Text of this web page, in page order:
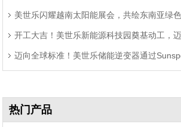
美世乐闪耀越南太阳能展会，共绘东南亚绿
开工大吉！美世乐新能源科技园奠基动工，
程 迈向全球标准！美世乐储能逆变器通过
热门产品